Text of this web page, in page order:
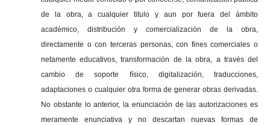
de la obra, a cualquier titulo y aun por fuera del ámbito
académico, distribución y comercialización de la obra,
directamente o con terceras personas, con fines comerciales o
netamente educativos, transformación de la obra, a través del
cambio de soporte físico, digitalización, traducciones,
adaptaciones o cualquier otra forma de generar obras derivadas.
No obstante lo anterior, la enunciación de las autorizaciones es
meramente enunciativa y no descartan nuevas formas de